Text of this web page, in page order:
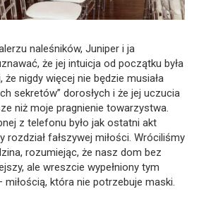
naleśników, Juniper i ja
że jej intuicja od początku była
że nigdy więcej nie będzie musiała
sekretów” dorosłych i że jej uczucia
niż moje pragnienie towarzystwa.
z telefonu było jak ostatni akt
rozdział fałszywej miłości. Wróciliśmy
rozumiejąc, że nasz dom bez
ale wreszcie wypełniony tym
która nie potrzebuje maski.